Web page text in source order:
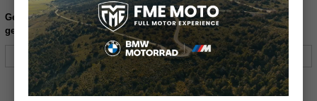
Gelieve uw frame nummer in te vullen ter controle of dit product
geschikt is voor uw motor:
Huidige